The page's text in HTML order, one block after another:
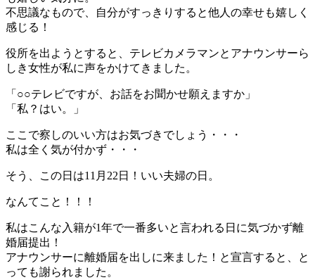
不思議なもので、自分がすっきりすると他人の幸せも嬉しく
感じる！
役所を出ようとすると、テレビカメラマンとアナウンサーら
しき女性が私に声をかけてきました。
「○○テレビですが、お話をお聞かせ願えますか」
「私？はい。」
ここで察しのいい方はお気づきでしょう・・・
私は全く気が付かず・・・
そう、この日は11月22日！いい夫婦の日。
なんてこと！！！
私はこんな入籍が1年で一番多いと言われる日に気づかず離
婚届提出！
アナウンサーに離婚届を出しに来ました！と宣言すると、と
っても謝られました。